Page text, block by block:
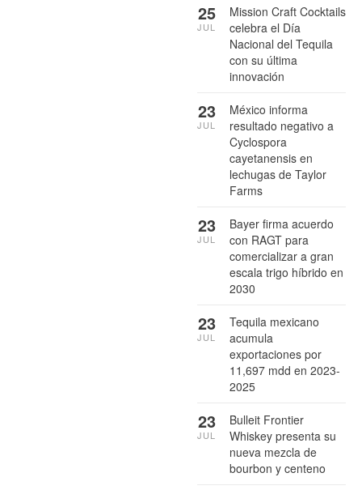
Mission Craft Cocktails
celebra el Día
Nacional del Tequila
con su última
innovación
25
JUL
México informa
resultado negativo a
Cyclospora
cayetanensis en
lechugas de Taylor
Farms
23
JUL
Bayer firma acuerdo
con RAGT para
comercializar a gran
escala trigo híbrido en
2030
23
JUL
Tequila mexicano
acumula
exportaciones por
11,697 mdd en 2023-
2025
23
JUL
Bulleit Frontier
Whiskey presenta su
nueva mezcla de
bourbon y centeno
23
JUL